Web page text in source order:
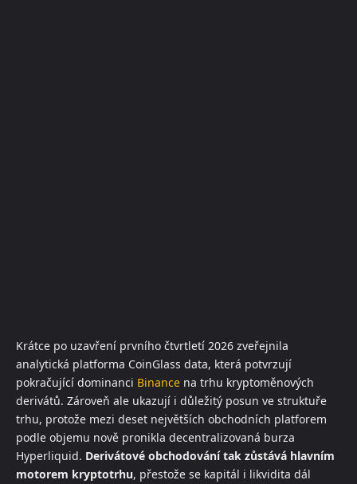
Krátce po uzavření prvního čtvrtletí 2026 zveřejnila
analytická platforma CoinGlass data, která potvrzují
pokračující dominanci Binance na trhu kryptoměnových
derivátů. Zároveň ale ukazují i důležitý posun ve struktuře
trhu, protože mezi deset největších obchodních platforem
podle objemu nově pronikla decentralizovaná burza
Hyperliquid. Derivátové obchodování tak zůstává hlavním
motorem kryptotrhu, přestože se kapitál i likvidita dál